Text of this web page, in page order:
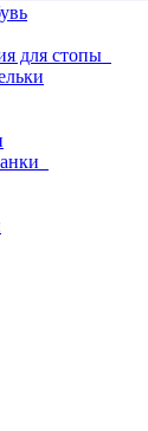
для стопы